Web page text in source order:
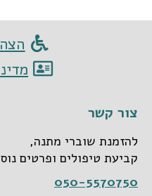
צור קשר
להזמנת שוברי מתנה,
קביעת טיפולים ופרטים
050-5570750